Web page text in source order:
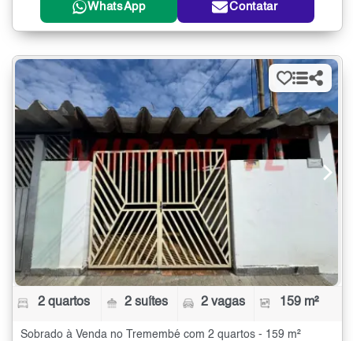
WhatsApp Contatar
2 quartos 2 suítes 2 vagas 159 m²
Sobrado à Venda no Tremembé com 2 quartos - 159 m²